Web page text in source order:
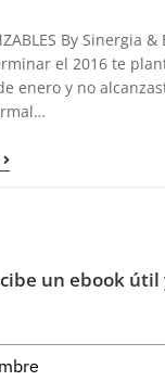
By Sinergia
el 2016 te
enero y no
un ebook útil